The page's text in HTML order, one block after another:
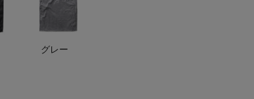
グレー